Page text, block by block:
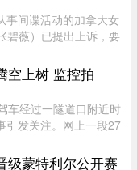
事间谍活动的加拿大女
碧薇）已提出上诉，要
明外国势力可能是如
空上树 监控拍
车经过一隧道口附近时
引发关注。网上一段27
，前端左侧是一个隧道
级蒙特利尔公开赛